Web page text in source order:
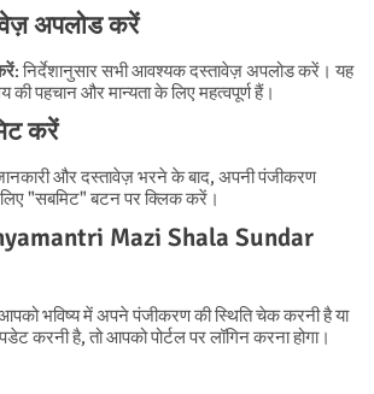
अपलोड करें
: निर्देशानुसार सभी आवश्यक दस्तावेज़ अपलोड करें। यह
की पहचान और मान्यता के लिए महत्वपूर्ण हैं।
करें
और दस्तावेज़ भरने के बाद, अपनी पंजीकरण
"सबमिट" बटन पर क्लिक करें।
Mazi Shala Sundar
भविष्य में अपने पंजीकरण की स्थिति चेक करनी है या
करनी है, तो आपको पोर्टल पर लॉगिन करना होगा।